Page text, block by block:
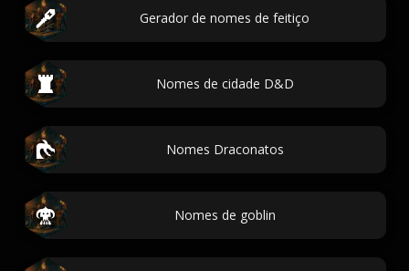
Gerador de nomes de feitiço
Nomes de cidade D&D
Nomes Draconatos
Nomes de goblin